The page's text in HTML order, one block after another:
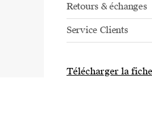
Retours & échanges
Service Clients
Télécharger la